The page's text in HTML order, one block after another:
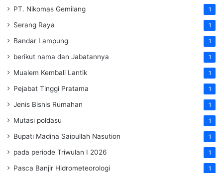
PT. Nikomas Gemilang 1
Serang Raya 1
Bandar Lampung 1
berikut nama dan Jabatannya 1
Mualem Kembali Lantik 1
Pejabat Tinggi Pratama 1
Jenis Bisnis Rumahan 1
Mutasi poldasu 1
Bupati Madina Saipullah Nasution 1
pada periode Triwulan I 2026 1
Pasca Banjir Hidrometeorologi 1